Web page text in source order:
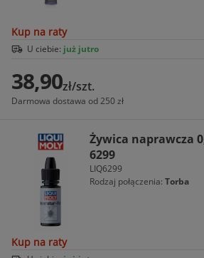
Kup na raty
U ciebie: już jutro
38,90zł/szt.
Darmowa dostawa od 250 zł
Żywica naprawcza
6299
LIQ6299
Rodzaj połączenia: Torba
Kup na raty